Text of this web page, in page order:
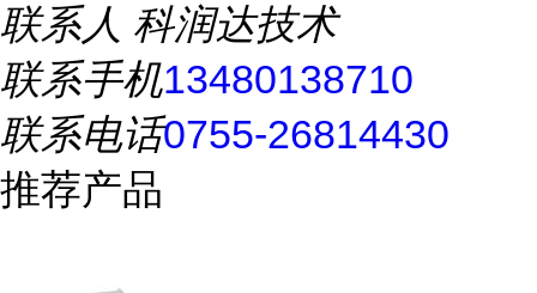
联系人 科润达技术
联系手机13480138710
联系电话0755-26814430
推荐产品